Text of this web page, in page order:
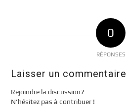
0
RÉPONSES
Laisser un commentaire
Rejoindre la discussion?
N’hésitez pas à contribuer !